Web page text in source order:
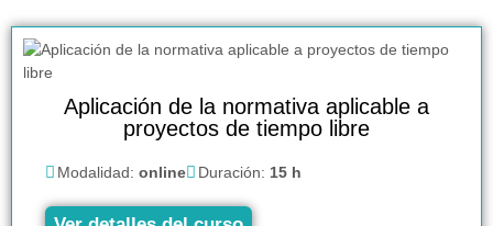
Aplicación de la normativa aplicable a
proyectos de tiempo libre
Modalidad: online Duración: 15 h